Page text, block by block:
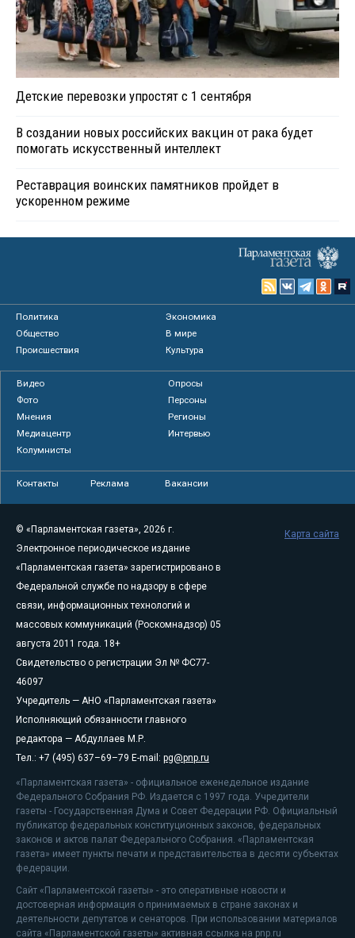
Детские перевозки упростят с 1 сентября
В создании новых российских вакцин от рака будет
помогать искусственный интеллект
Реставрация воинских памятников пройдет в
ускоренном режиме
Политика
Экономика
Общество
В мире
Происшествия
Культура
Видео
Опросы
Фото
Персоны
Мнения
Регионы
Медиацентр
Интервью
Колумнисты
Контакты Реклама Вакансии
© «Парламентская газета», 2026 г.
Электронное периодическое издание
«Парламентская газета» зарегистрировано в
Федеральной службе по надзору в сфере
связи, информационных технологий и
массовых коммуникаций (Роскомнадзор) 05
августа 2011 года. 18+
Свидетельство о регистрации Эл № ФС77-
46097
Учредитель — АНО «Парламентская газета»
Исполняющий обязанности главного
редактора — Абдуллаев М.Р.
Тел.: +7 (495) 637–69–79 E-mail: pg@pnp.ru
«Парламентская газета» - официальное еженедельное издание
Федерального Собрания РФ. Издается с 1997 года. Учредители
газеты - Государственная Дума и Совет Федерации РФ. Официальный
публикатор федеральных конституционных законов, федеральных
законов и актов палат Федерального Собрания. «Парламентская
газета» имеет пункты печати и представительства в десяти субъектах
федерации.
Сайт «Парламентской газеты» - это оперативные новости и
достоверная информация о принимаемых в стране законах и
деятельности депутатов и сенаторов. При использовании материалов
сайта «Парламентской газеты» активная ссылка на pnp.ru
Карта сайта